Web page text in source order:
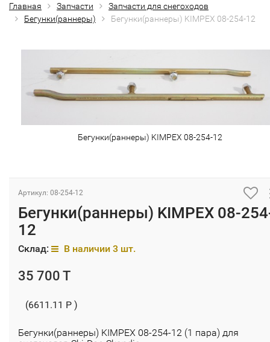
Главная Запчасти
Запчасти для снегоходов
Бегунки(раннеры)
Бегунки(раннеры) KIMPEX 08-254-12
Бегунки(раннеры) KIMPEX 08-254-12
Артикул: 08-254-12
Бегунки(раннеры) KIMPEX 08-
12
Склад: В наличии 3 шт.
35 700 T
(6611.11 P )
Бегунки(раннеры) KIMPEX 08-254-12 (1 пара) для